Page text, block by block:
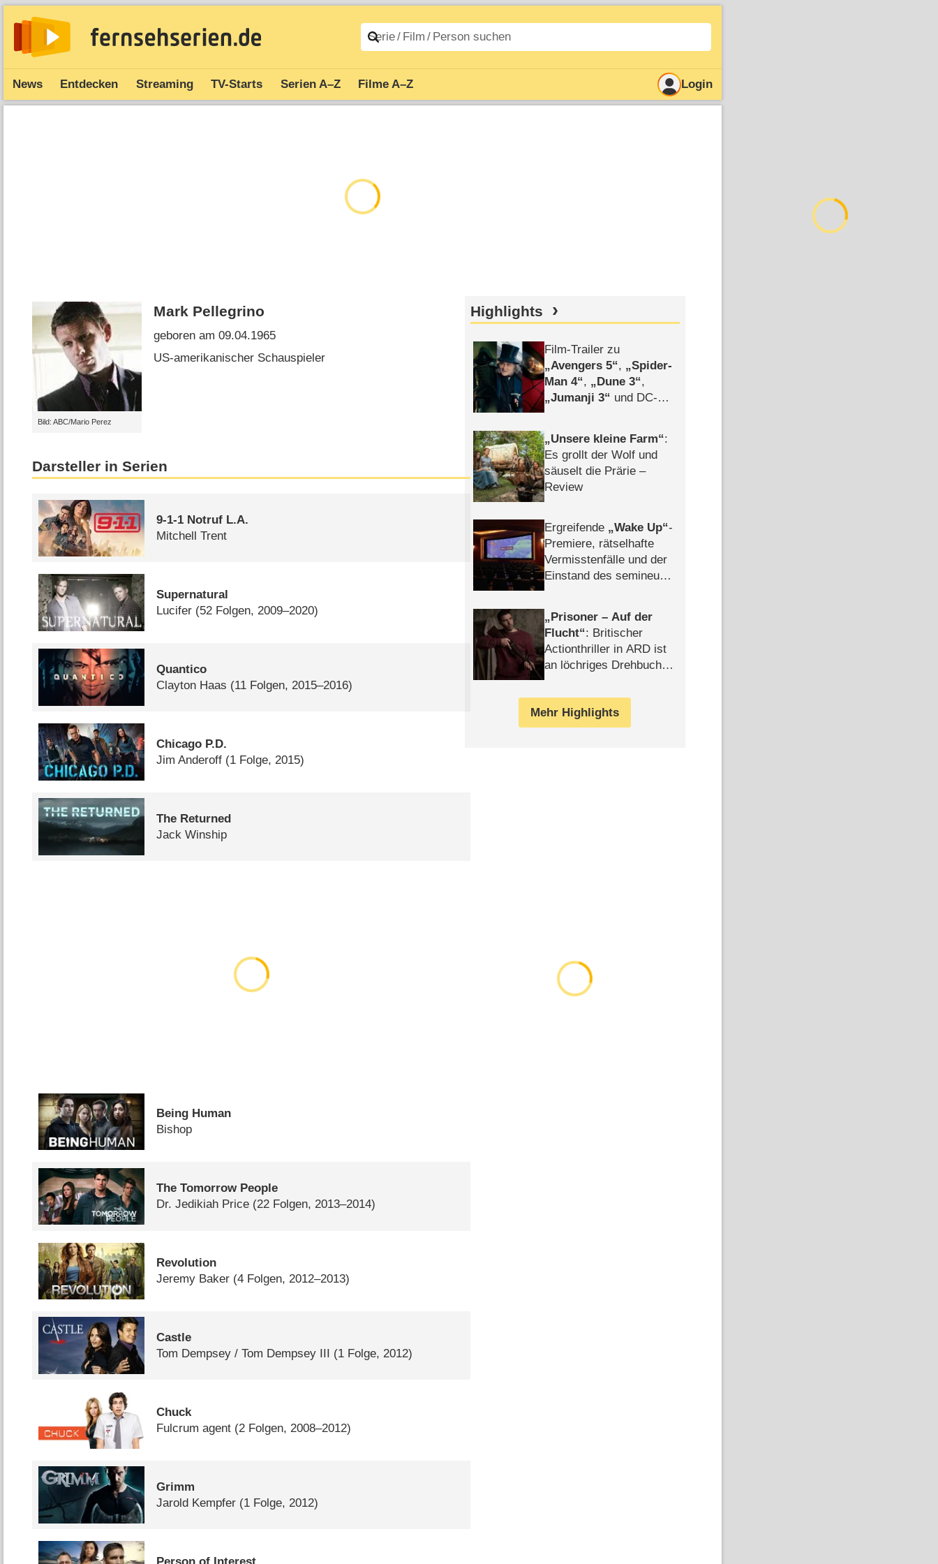
News Entdecken Streaming TV-Starts Serien A–Z Filme A–Z Login
Bild: ABC/Mario Perez
Mark Pellegrino
geboren am 09.04.1965
US-amerikanischer Schauspieler
Darsteller in Serien
9-1-1 Notruf L.A.
Mitchell Trent
Supernatural
Lucifer (52 Folgen, 2009–2020)
Quantico
Clayton Haas (11 Folgen, 2015–2016)
Chicago P.D.
Jim Anderoff (1 Folge, 2015)
The Returned
Jack Winship
Being Human
Bishop
The Tomorrow People
Dr. Jedikiah Price (22 Folgen, 2013–2014)
Revolution
Jeremy Baker (4 Folgen, 2012–2013)
Castle
Tom Dempsey /​ Tom Dempsey III (1 Folge, 2012)
Chuck
Fulcrum agent (2 Folgen, 2008–2012)
Grimm
Jarold Kempfer (1 Folge, 2012)
Highlights
Film-Trailer zu
Avengers 5 ,
Spider-
Man 4 , Dune 3 ,
Jumanji 3
und DC-
Unsere kleine Farm :
Es grollt der Wolf und
säuselt die Prärie –
Review
Ergreifende Wake Up -
Premiere, rätselhafte
Vermisstenfälle und der
Einstand des semineuen
Prisoner – Auf der
Flucht : Britischer
Actionthriller in ARD ist
an löchriges Drehbuch
Mehr Highlights